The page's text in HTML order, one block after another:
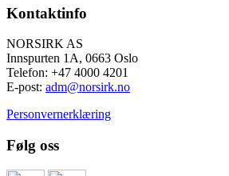
Kontaktinfo
NORSIRK AS
Innspurten 1A, 0663 Oslo
Telefon: +47 4000 4201
E-post: adm@norsirk.no
Personvernerklæring
Følg oss